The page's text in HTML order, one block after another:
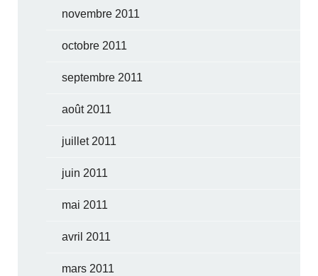
novembre 2011
octobre 2011
septembre 2011
août 2011
juillet 2011
juin 2011
mai 2011
avril 2011
mars 2011